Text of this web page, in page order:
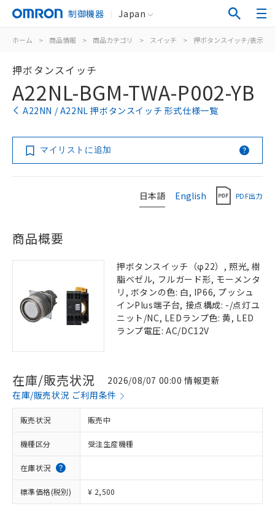
制御機器 Japan
ホーム > 商品情報 > 商品カテゴリ > スイッチ > 押ボタンスイッチ/表示灯
押ボタンスイッチ
A22NL-BGM-TWA-P002-YB
A22NN / A22NL 押ボタンスイッチ 形式仕様一覧
マイリストに追加
日本語 English PDF出力
商品概要
押ボタンスイッチ（φ22）, 照光, 樹
脂ベゼル, フルガード形, モーメンタ
リ, ボタンの色: 白, IP66, プッシュ
インPlus端子台, 接点構成: -/点灯ユ
ニット/NC, LEDランプ色: 黄, LED
ランプ電圧: AC/DC12V
在庫/販売状況
2026/08/07 00:00 情報更新
在庫/販売状況 ご利用条件
販売状況 販売中
機種区分 受注生産機種
在庫状況
標準価格(税別) ¥ 2,500